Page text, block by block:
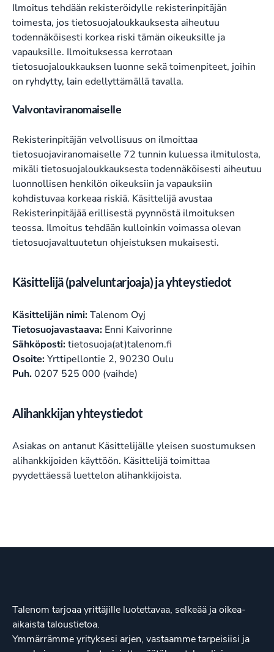
Ilmoitus tehdään rekisteröidylle rekisterinpitäjän
toimesta, jos tietosuojaloukkauksesta aiheutuu
todennäköisesti korkea riski tämän oikeuksille ja
vapauksille. Ilmoituksessa kerrotaan
tietosuojaloukkauksen luonne sekä toimenpiteet, joihin
on ryhdytty, lain edellyttämällä tavalla.
Valvontaviranomaiselle
Rekisterinpitäjän velvollisuus on ilmoittaa
tietosuojaviranomaiselle 72 tunnin kuluessa ilmitulosta,
mikäli tietosuojaloukkauksesta todennäköisesti aiheutuu
luonnollisen henkilön oikeuksiin ja vapauksiin
kohdistuvaa korkeaa riskiä. Käsittelijä avustaa
Rekisterinpitäjää erillisestä pyynnöstä ilmoituksen
teossa. Ilmoitus tehdään kulloinkin voimassa olevan
tietosuojavaltuutetun ohjeistuksen mukaisesti.
Käsittelijä (palveluntarjoaja) ja yhteystiedot
Käsittelijän nimi:Talenom Oyj
Tietosuojavastaava: Enni Kaivorinne
Sähköposti:tietosuoja(at)talenom.fi
Osoite:Yrttipellontie 2, 90230 Oulu
Puh.0207 525 000 (vaihde)
Alihankkijan yhteystiedot
Asiakas on antanut Käsittelijälle yleisen suostumuksen
alihankkijoiden käyttöön. Käsittelijä toimittaa
pyydettäessä luettelon alihankkijoista.
Talenom tarjoaa yrittäjille luotettavaa, selkeää ja oikea-
aikaista taloustietoa.
Ymmärrämme yrityksesi arjen, vastaamme tarpeisiisi ja